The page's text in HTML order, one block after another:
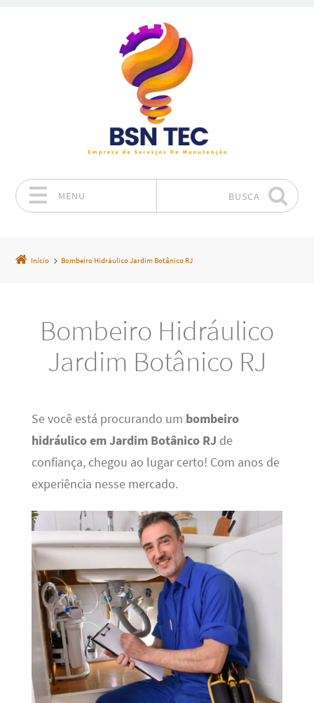
MENU BUSCA
Início Bombeiro Hidráulico Jardim Botânico RJ
Bombeiro Hidráulico
Jardim Botânico RJ
Se você está procurando um bombeiro
hidráulico em Jardim Botânico RJ de
confiança, chegou ao lugar certo! Com anos de
experiência nesse mercado.